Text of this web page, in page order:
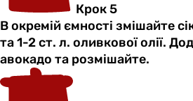
Крок 5
В окремій ємності змішайте
та 1-2 ст. л. оливкової олії.
авокадо та розмішайте.